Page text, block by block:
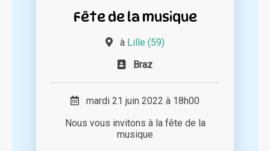
Fête de la musique
à Lille (59)
Braz
mardi 21 juin 2022 à 18h00
Nous vous invitons à la fête de la
musique